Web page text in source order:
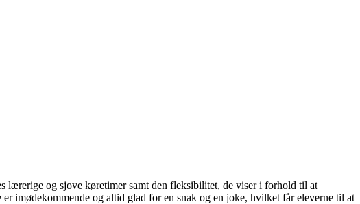
lærerige og sjove køretimer samt den fleksibilitet, de viser i forhold til at
imødekommende og altid glad for en snak og en joke, hvilket får eleverne til at